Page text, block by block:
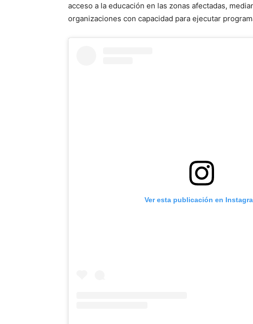
acceso a la educación en las zonas afectadas,
organizaciones con capacidad para ejecutar
Ver esta publicación en